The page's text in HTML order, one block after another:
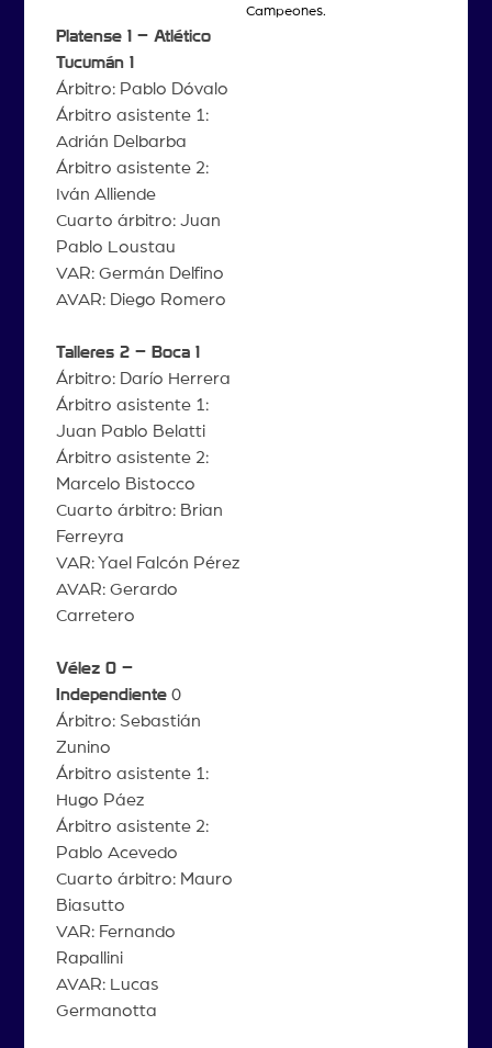
Platense 1 – Atlético
Tucumán 1
Árbitro: Pablo Dóvalo
Árbitro asistente 1:
Adrián Delbarba
Árbitro asistente 2:
Iván Alliende
Cuarto árbitro: Juan
Pablo Loustau
VAR: Germán Delfino
AVAR: Diego Romero
Talleres 2 – Boca 1
Árbitro: Darío Herrera
Árbitro asistente 1:
Juan Pablo Belatti
Árbitro asistente 2:
Marcelo Bistocco
Cuarto árbitro: Brian
Ferreyra
VAR: Yael Falcón Pérez
AVAR: Gerardo
Carretero
Vélez 0 –
Independiente0
Árbitro: Sebastián
Zunino
Árbitro asistente 1:
Hugo Páez
Árbitro asistente 2:
Pablo Acevedo
Cuarto árbitro: Mauro
Biasutto
VAR: Fernando
Rapallini
AVAR: Lucas
Germanotta
Campeones.